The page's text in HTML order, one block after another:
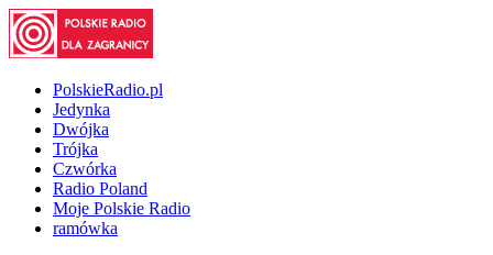
PolskieRadio.pl
Jedynka
Dwójka
Trójka
Czwórka
Radio Poland
Moje Polskie Radio
ramówka